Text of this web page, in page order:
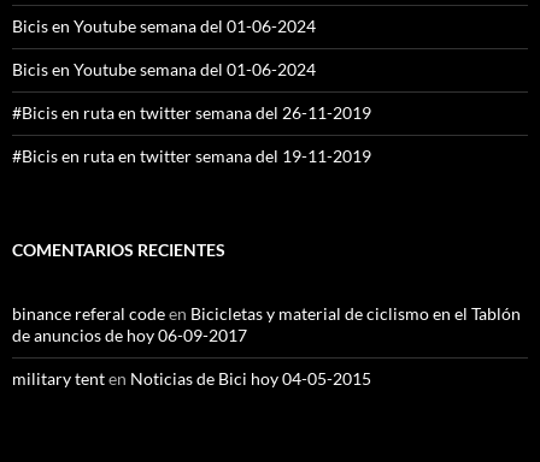
Bicis en Youtube semana del 01-06-2024
Bicis en Youtube semana del 01-06-2024
#Bicis en ruta en twitter semana del 26-11-2019
#Bicis en ruta en twitter semana del 19-11-2019
COMENTARIOS RECIENTES
binance referal codeen Bicicletas y material de ciclismo en el Tablón
de anuncios de hoy 06-09-2017
military tenten Noticias de Bici hoy 04-05-2015